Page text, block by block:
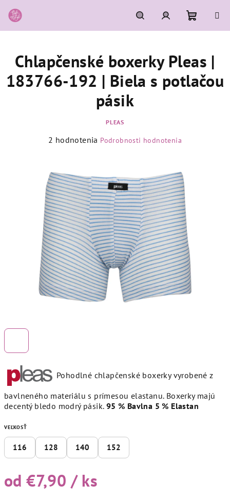
na
obsah
HľadaťPrihlásenie
košík
Pohodlné chlapčenské boxerky vyrobené z
bavlneného materiálu s prímesou elastanu. Boxerky majú
decentý bledo modrý pásik. 95 % Bavlna 5 % Elastan
VEĽKOSŤ
116 128 140 152
od€7,90 / ks
Chlapčenské boxerky Pleas |
183766-192 | Biela s potlačou
pásik
PLEAS
Priemerné
je
5,0
z
5
hviezdičiek.
2 hodnotenia Podrobnosti hodnotenia